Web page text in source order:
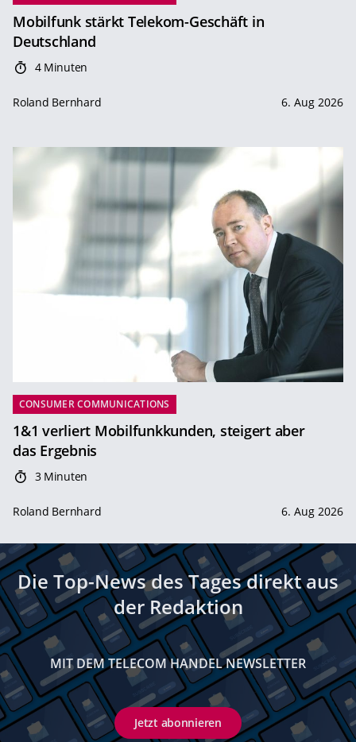
Mobilfunk stärkt Telekom-Geschäft in
Deutschland
4 Minuten
Roland Bernhard 6. Aug 2026
CONSUMER COMMUNICATIONS
1&1 verliert Mobilfunkkunden, steigert aber
das Ergebnis
3 Minuten
Roland Bernhard 6. Aug 2026
Die Top-News des Tages direkt aus
der Redaktion
MIT DEM TELECOM HANDEL NEWSLETTER
Jetzt abonnieren